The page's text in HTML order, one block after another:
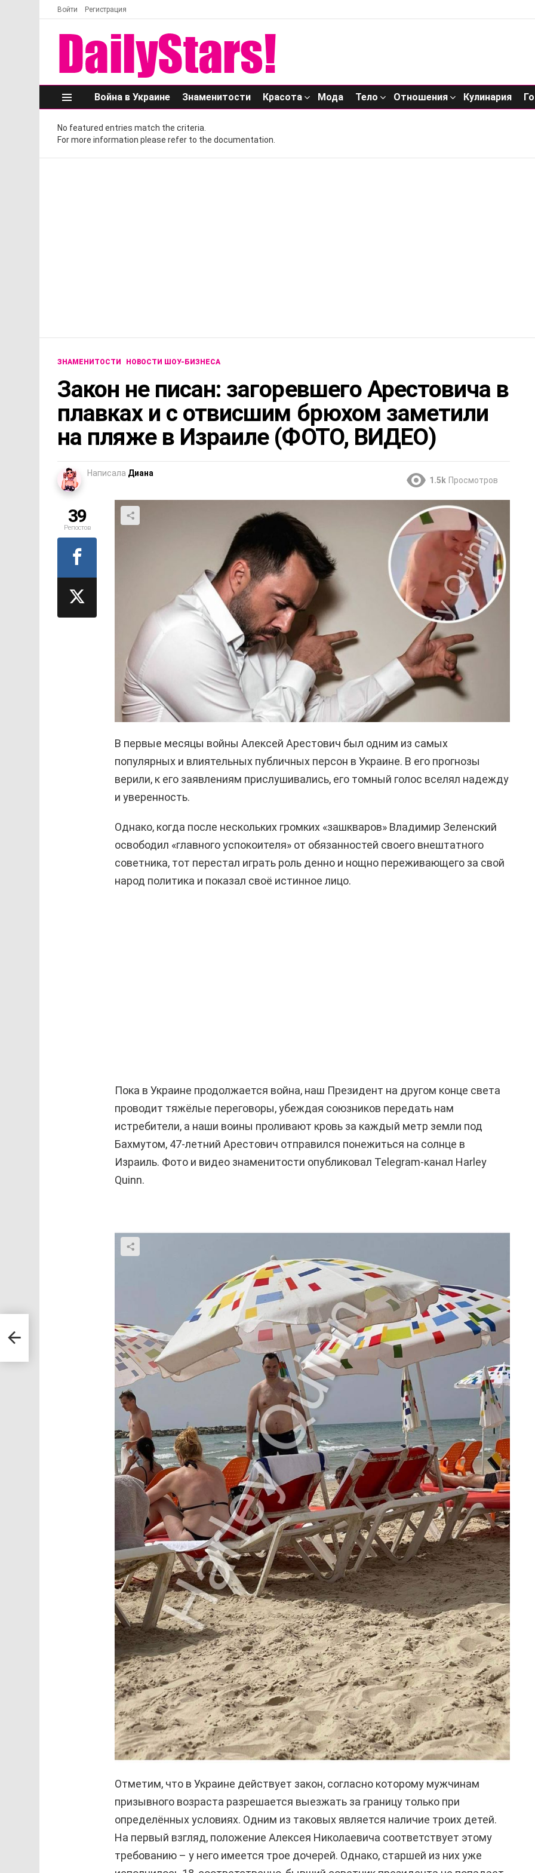
Войти Регистрация
Меню
Война в Украине Знаменитости Красота Мода Тело Отношения Кулинария
No featured entries match the criteria.
For more information please refer to the documentation.
ЗНАМЕНИТОСТИ НОВОСТИ ШОУ-БИЗНЕСА
Закон не писан: загоревшего Арестовича в
плавках и с отвисшим брюхом заметили
на пляже в Израиле (ФОТО, ВИДЕО)
Написала Диана
1.5k Просмотров
В первые месяцы войны Алексей Арестович был одним из самых
популярных и влиятельных публичных персон в Украине. В его прогнозы
верили, к его заявлениям прислушивались, его томный голос вселял надежду
и уверенность.
Однако, когда после нескольких громких «зашкваров» Владимир Зеленский
освободил «главного успокоителя» от обязанностей своего внештатного
советника, тот перестал играть роль денно и нощно переживающего за свой
народ политика и показал своё истинное лицо.
Пока в Украине продолжается война, наш Президент на другом конце света
проводит тяжёлые переговоры, убеждая союзников передать нам
истребители, а наши воины проливают кровь за каждый метр земли под
Бахмутом, 47-летний Арестович отправился понежиться на солнце в
Израиль. Фото и видео знаменитости опубликовал Telegram-канал Harley
Quinn.
Отметим, что в Украине действует закон, согласно которому мужчинам
призывного возраста разрешается выезжать за границу только при
определённых условиях. Одним из таковых является наличие троих детей.
На первый взгляд, положение Алексея Николаевича соответствует этому
требованию – у него имеется трое дочерей. Однако, старшей из них уже
39
Репостов